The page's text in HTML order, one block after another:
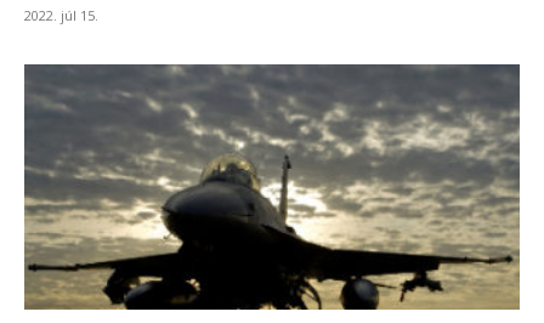
2022. júl 15.